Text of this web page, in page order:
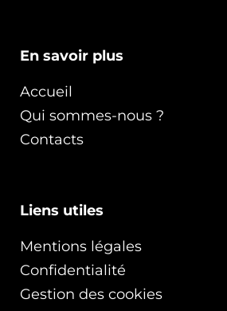
En savoir plus
Accueil
Qui sommes-nous ?
Contacts
Liens utiles
Mentions légales
Confidentialité
Gestion des cookies